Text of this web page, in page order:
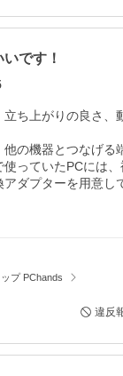
です！
立ち上がりの良さ、
の機器とつなげる
使っていたPCには
アダプターを用意し
プ PChands
違反